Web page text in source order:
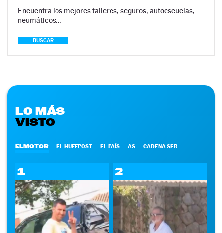
Encuentra los mejores talleres, seguros, autoescuelas,
neumáticos…
BUSCAR
LO MÁS
VISTO
ELMOTOR EL HUFFPOST EL PAÍS AS CADENA SER
1 2